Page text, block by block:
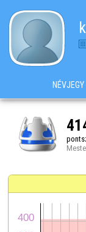
NÉVJEGY